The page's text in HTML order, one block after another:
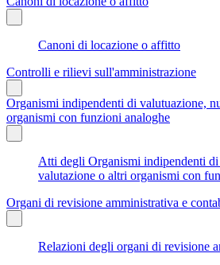
Canoni di locazione o affitto
Controlli e rilievi sull'amministrazione
Organismi indipendenti di valutuazione,
organismi con funzioni analoghe
Atti degli Organismi indipendenti
valutazione o altri organismi con
Organi di revisione amministrativa e
Relazioni degli organi di revisione